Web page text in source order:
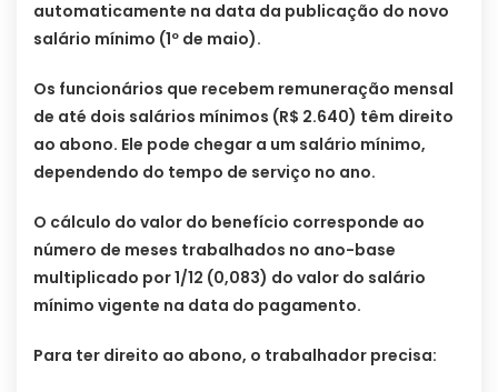
automaticamente na data da publicação do novo
salário mínimo (1º de maio).
Os funcionários que recebem remuneração mensal
de até dois salários mínimos (R$ 2.640) têm direito
ao abono. Ele pode chegar a um salário mínimo,
dependendo do tempo de serviço no ano.
O cálculo do valor do benefício corresponde ao
número de meses trabalhados no ano-base
multiplicado por 1/12 (0,083) do valor do salário
mínimo vigente na data do pagamento.
Para ter direito ao abono, o trabalhador precisa: